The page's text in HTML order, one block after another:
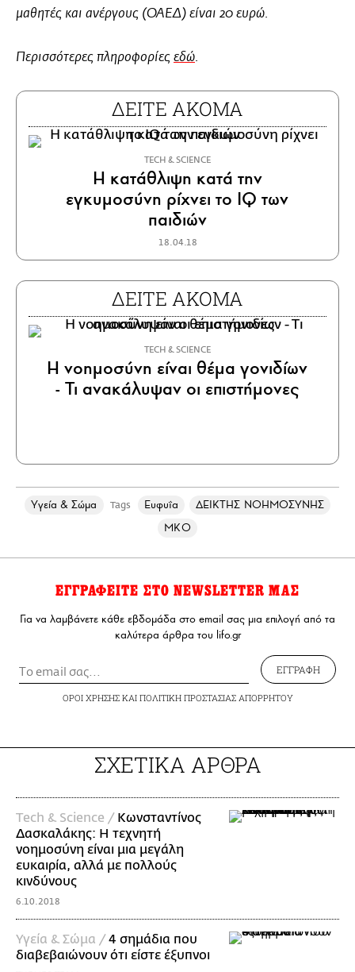
μαθητές και ανέργους (ΟΑΕΔ) είναι 20 ευρώ.
Περισσότερες πληροφορίες εδώ.
ΔΕΙΤΕ ΑΚΟΜΑ
ΤECH & SCIENCE
Η κατάθλιψη κατά την
εγκυμοσύνη ρίχνει το IQ των
παιδιών
18.04.18
ΔΕΙΤΕ ΑΚΟΜΑ
ΤECH & SCIENCE
Η νοημοσύνη είναι θέμα γονιδίων
- Τι ανακάλυψαν οι επιστήμονες
Υγεία & Σώμα Tags Ευφυΐα
ΔΕΙΚΤΗΣ ΝΟΗΜΟΣΥΝΗΣ
ΜΚΟ
ΕΓΓΡΑΦΕΙΤΕ ΣΤΟ NEWSLETTER ΜΑΣ
Για να λαμβάνετε κάθε εβδομάδα στο email σας μια επιλογή από τα
καλύτερα άρθρα του lifo.gr
ΕΓΓΡΑΦΗ
ΟΡΟΙ ΧΡΗΣΗΣΚΑΙ ΠΟΛΙΤΙΚΗ ΠΡΟΣΤΑΣΙΑΣ ΑΠΟΡΡΗΤΟΥ
ΣΧΕΤΙΚΑ ΑΡΘΡΑ
Τech & Science / Κωνσταντίνος
Δασκαλάκης: Η τεχνητή
νοημοσύνη είναι μια μεγάλη
ευκαιρία, αλλά με πολλούς
κινδύνους
6.10.2018
Υγεία & Σώμα /4 σημάδια που
διαβεβαιώνουν ότι είστε έξυπνοι